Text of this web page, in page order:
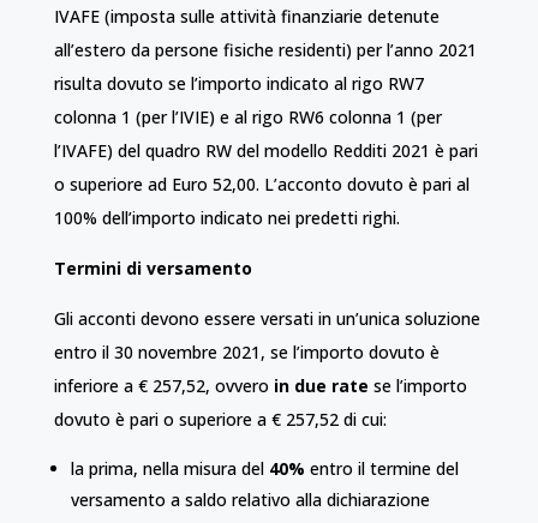
IVAFE (imposta sulle attività finanziarie detenute
all’estero da persone fisiche residenti) per l’anno 2021
risulta dovuto se l’importo indicato al rigo RW7
colonna 1 (per l’IVIE) e al rigo RW6 colonna 1 (per
l’IVAFE) del quadro RW del modello Redditi 2021 è pari
o superiore ad Euro 52,00. L’acconto dovuto è pari al
100% dell’importo indicato nei predetti righi.
Termini di versamento
Gli acconti devono essere versati in un’unica soluzione
entro il 30 novembre 2021, se l’importo dovuto è
inferiore a € 257,52, ovvero in due rate se l’importo
dovuto è pari o superiore a € 257,52 di cui:
la prima, nella misura del 40% entro il termine del
versamento a saldo relativo alla dichiarazione